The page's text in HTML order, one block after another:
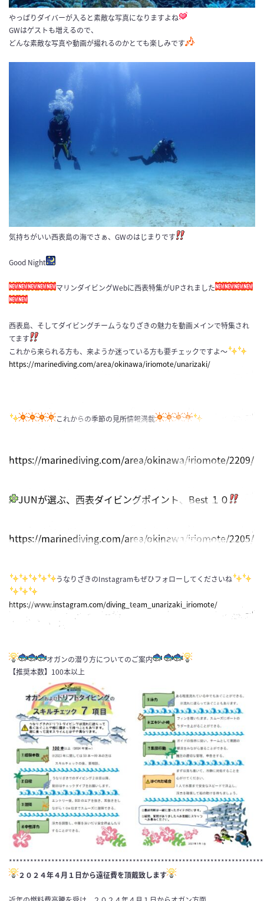
やっぱりダイバーが入ると素敵な写真になりますよね
GWはゲストも増えるので、
どんな素敵な写真や動画が撮れるのかとても楽しみです
気持ちがいい西表島の海でさぁ、GWのはじまりです
Good Night
マリンダイビングWebに西表特集がUPされました
西表島、そしてダイビングチームうなりざきの魅力を動画メインで特集され
てます
これから来られる方も、来ようか迷っている方も要チェックですよ〜
https://marinediving.com/area/okinawa/iriomote/unarizaki/
これからの季節の見所情報満載
https://marinediving.com/area/okinawa/iriomote/2209/
JUNが選ぶ、西表ダイビングポイント、Best １０
https://marinediving.com/area/okinawa/iriomote/2205/
うなりざきのInstagramもぜひフォローしてくださいね
https://www.instagram.com/diving_team_unarizaki_iriomote/
オガンの潜り方についてのご案内
【推奨本数】100本以上
２０２４年４月１日から遠征費を頂戴致します